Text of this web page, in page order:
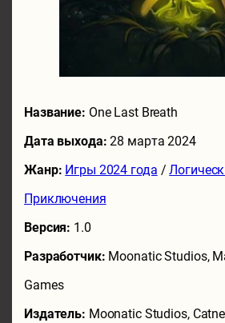
Название: One Last Breath
Дата выхода:28 марта 2024
Жанр: Игры 2024 года /
Приключения
Версия: 1.0
Разработчик: Moonatic Studios,
Games
Издатель: Moonatic Studios,